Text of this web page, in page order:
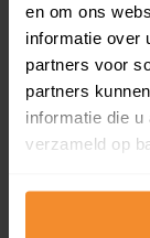
en om ons
informatie over
partners voor
partners
informatie die
verzameld op
Direct